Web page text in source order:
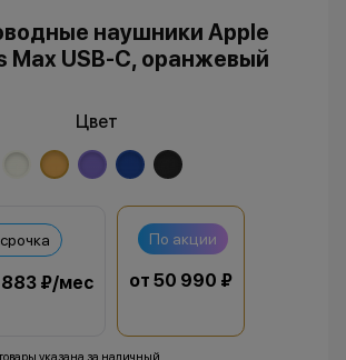
наушники Apple
Max USB-C, оранжевый
Цвет
883 ₽/мес
По акции
от 50 990 ₽